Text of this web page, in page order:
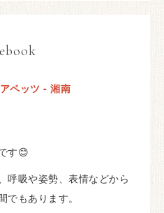
ペッツ - 湘南
す😊
呼吸や姿勢、表情などから
もあります。